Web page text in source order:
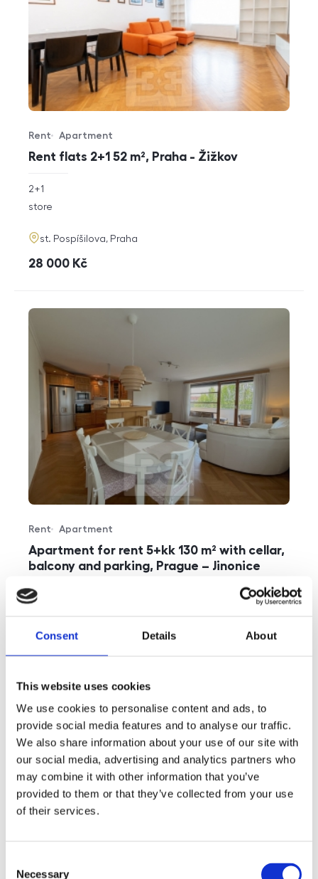
Consent Details About
This website uses cookies
We use cookies to personalise content and ads, to
provide social media features and to analyse our traffic.
We also share information about your use of our site with
our social media, advertising and analytics partners who
may combine it with other information that you’ve
provided to them or that they’ve collected from your use
of their services.
Necessary
Rent flats 2+1 52 m², Praha - Žižkov
Offer type
Rent
Property type
Apartment
rozměry
2+1
funkce
store
adresa
st. Pospíšilova, Praha
cena
28 000 Kč
Apartment for rent 5+kk 130 m² with cellar,
balcony and parking, Prague – Jinonice
Offer type
Rent
Property type
Apartment
rozměry
disposition
5+kk